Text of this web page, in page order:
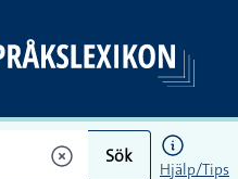
Sök
Hjälp/Tips